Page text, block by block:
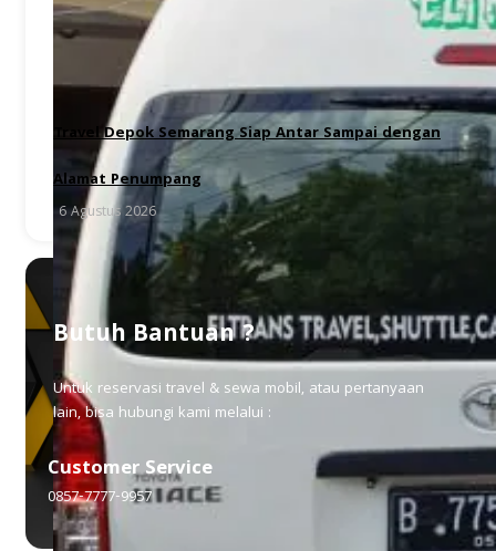
Travel Depok Semarang Siap Antar Sampai dengan
Alamat Penumpang
6 Agustus 2026
Butuh Bantuan ?
Untuk reservasi travel & sewa mobil, atau pertanyaan
lain, bisa hubungi kami melalui :
Customer Service
0857-7777-9957